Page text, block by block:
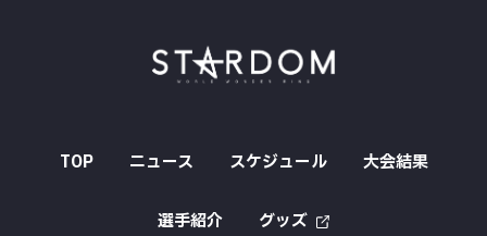
TOP ニュース スケジュール 大会結果
選手紹介 グッズ